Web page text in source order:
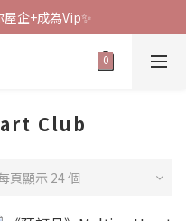
企+成為Vip✨
Club
頁顯示 24 個